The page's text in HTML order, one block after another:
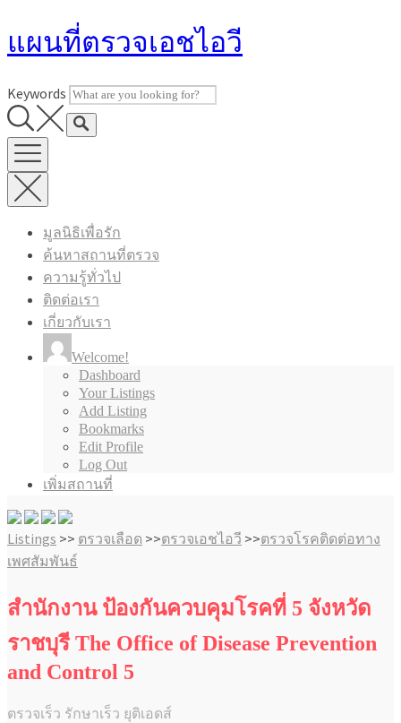
to
แผนที่ตรวจเอชไอวี
Keywords
มูลนิธิเพื่อรัก
ค้นหาสถานที่ตรวจ
ความรู้ทั่วไป
ติดต่อเรา
เกี่ยวกับเรา
Welcome!
Dashboard
Your Listings
Add Listing
Bookmarks
Edit Profile
Log Out
เพิ่มสถานที่
Listings >> ตรวจเลือด >>ตรวจเอชไอวี >>ตรวจโรคติดต่อทาง
เพศสัมพันธ์
สำนักงาน ป้องกันควบคุมโรคที่ 5 จังหวัด
ราชบุรี The Office of Disease Prevention
and Control 5
ตรวจเร็ว รักษาเร็ว ยุติเอดส์